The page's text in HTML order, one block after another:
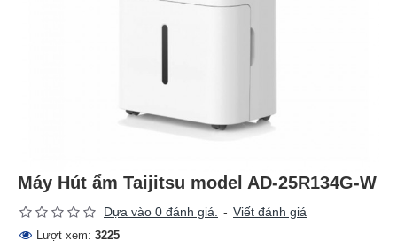
Máy Hút ẩm Taijitsu model AD-25R134G-W
Dựa vào 0 đánh giá. - Viết đánh giá
Lượt xem: 3225